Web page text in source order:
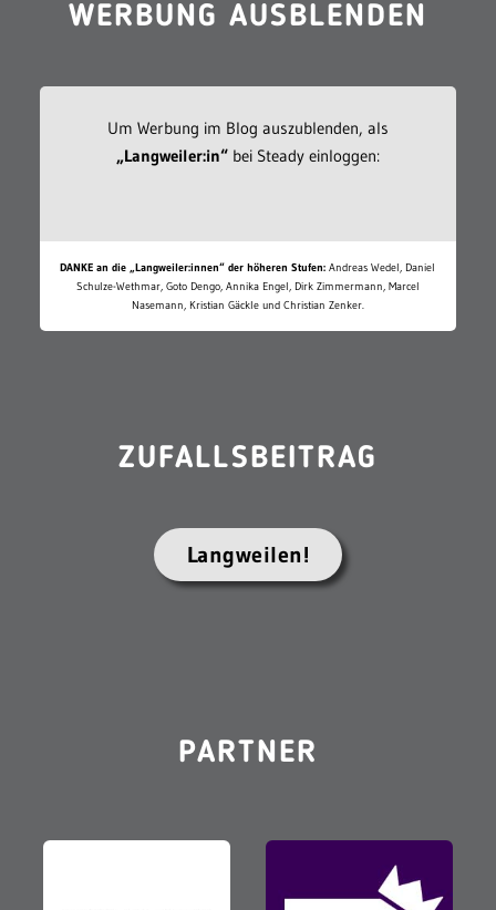
WERBUNG AUSBLENDEN
Um Werbung im Blog auszublenden, als
„Langweiler:in“bei Steady einloggen:
DANKE an die „Langweiler:innen“ der höheren Stufen: Andreas Wedel, Daniel
Schulze-Wethmar, Goto Dengo, Annika Engel, Dirk Zimmermann, Marcel
Nasemann, Kristian Gäckle und Christian Zenker.
ZUFALLSBEITRAG
Langweilen!
PARTNER